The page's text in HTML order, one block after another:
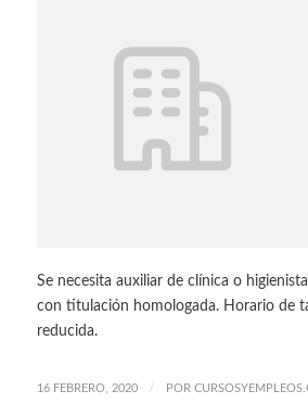
Se necesita auxiliar de clínica o
con titulación homologada. Horario de
reducida.
16 FEBRERO, 2020 / POR